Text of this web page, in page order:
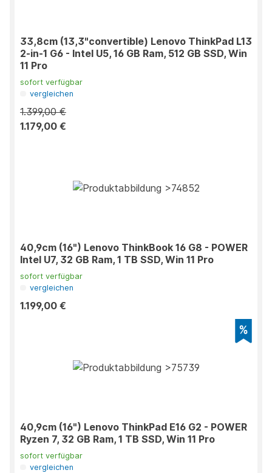
33,8cm (13,3"convertible) Lenovo ThinkPad L13
2-in-1 G6 - Intel U5, 16 GB Ram, 512 GB SSD, Win
11 Pro
sofort verfügbar
vergleichen
1.399,00 €
1.179,00 €
40,9cm (16") Lenovo ThinkBook 16 G8 - POWER
Intel U7, 32 GB Ram, 1 TB SSD, Win 11 Pro
sofort verfügbar
vergleichen
1.199,00 €
40,9cm (16") Lenovo ThinkPad E16 G2 - POWER
Ryzen 7, 32 GB Ram, 1 TB SSD, Win 11 Pro
sofort verfügbar
vergleichen